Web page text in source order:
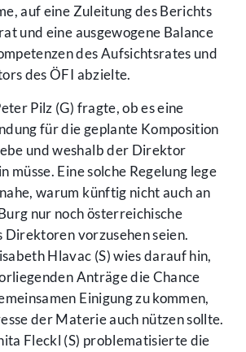
auf eine Zuleitung des Berichts
und eine ausgewogene Balance
des Aufsichtsrates und
des ÖFI abzielte.
Pilz (G) fragte, ob es eine
für die geplante Komposition
und weshalb der Direktor
müsse. Eine solche Regelung lege
warum künftig nicht auch an
nur noch österreichische
Direktoren vorzusehen seien.
Hlavac (S) wies darauf hin,
Anträge die Chance
Einigung zu kommen,
der Materie auch nützen sollte.
Fleckl (S) problematisierte die